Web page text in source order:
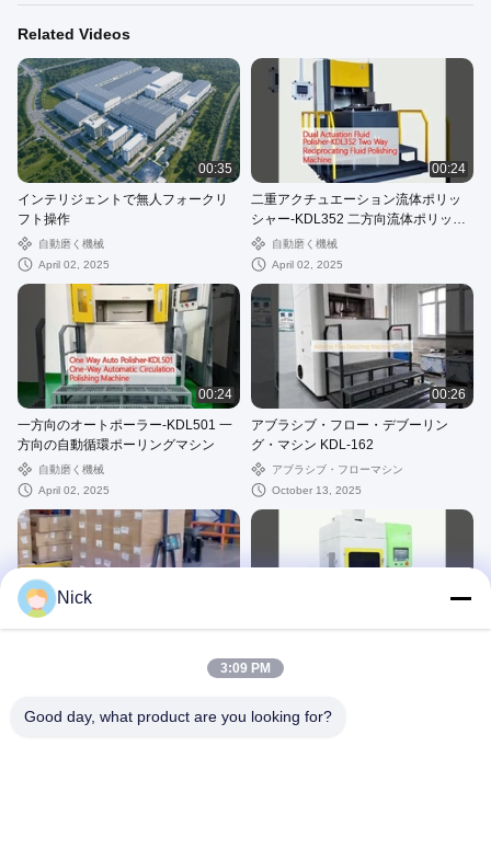
Related Videos
00:35
インテリジェントで無人フォークリ
フト操作
自動磨く機械
April 02, 2025
00:24
二重アクチュエーション流体ポリッ
シャー-KDL352 二方向流体ポリッシ
ングマシン
自動磨く機械
April 02, 2025
00:24
一方向のオートポーラー-KDL501 一
方向の自動循環ポーリングマシン
自動磨く機械
April 02, 2025
00:26
アブラシブ・フロー・デブーリン
グ・マシン KDL-162
アブラシブ・フローマシン
October 13, 2025
March 29, 2025
砂吹き機
April 02, 2025
Nick
3:09 PM
Good day, what product are you looking for?